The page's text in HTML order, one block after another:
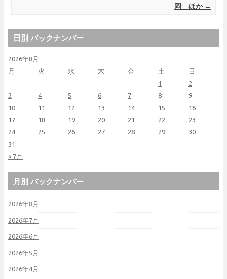
岡 ほか →
日別 バックナンバー
2026年8月
月
火 水 木 金 土 日
« 7月
1
2
3
4 5 6 7 8
9
10
11 12 13 14 15
16
17
18 19 20 21 22
23
24
25 26 27 28 29
30
31
月別 バックナンバー
2026年8月
2026年7月
2026年6月
2026年5月
2026年4月